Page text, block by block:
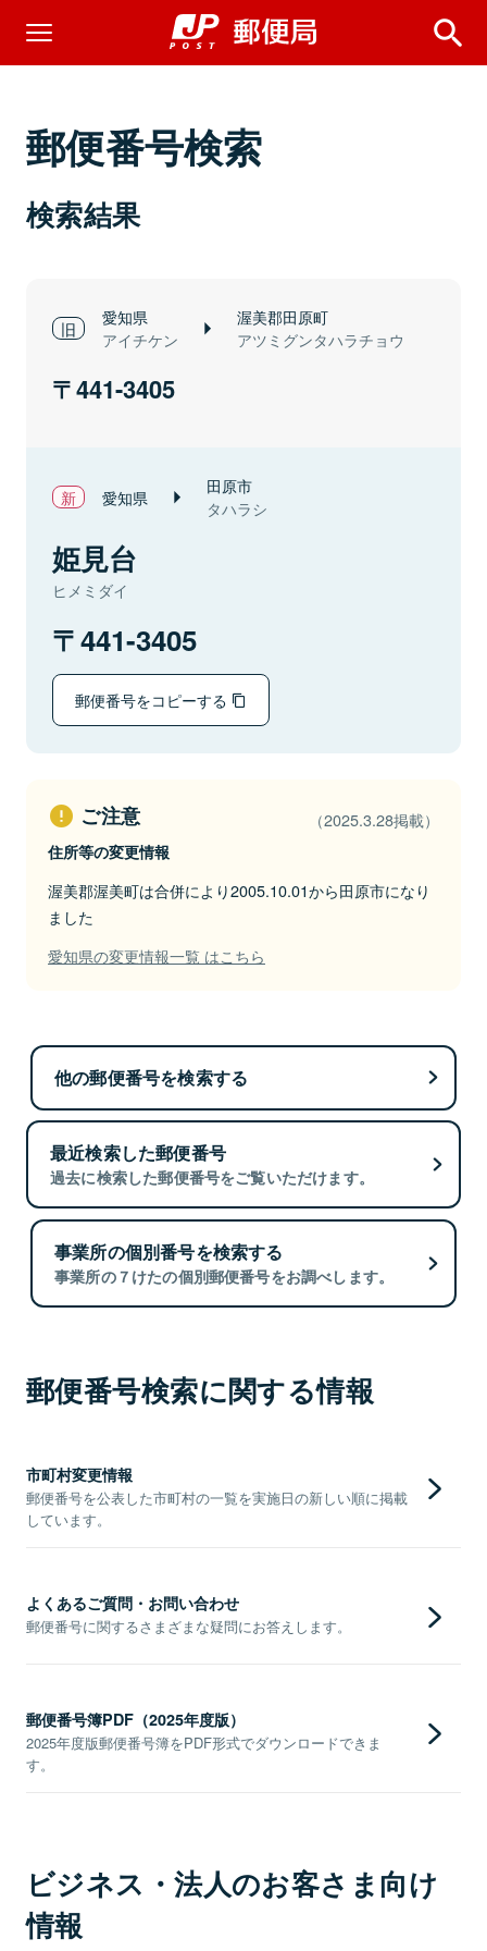
郵便番号検索
検索結果
愛知県
アイチケン
渥美郡田原町
アツミグンタハラチョウ
441-3405
愛知県 田原市
タハラシ
姫見台
ヒメミダイ
441-3405
郵便番号をコピーする
ご注意 （2025.3.28掲載）
住所等の変更情報
渥美郡渥美町は合併により2005.10.01から田原市になり
ました
愛知県の変更情報一覧 はこちら
他の郵便番号を検索する
最近検索した郵便番号
過去に検索した郵便番号をご覧いただけます。
事業所の個別番号を検索する
事業所の７けたの個別郵便番号をお調べします。
郵便番号検索に関する情報
市町村変更情報
郵便番号を公表した市町村の一覧を実施日の新しい順に掲載
しています。
よくあるご質問・お問い合わせ
郵便番号に関するさまざまな疑問にお答えします。
郵便番号簿PDF（2025年度版）
2025年度版郵便番号簿をPDF形式でダウンロードできま
す。
ビジネス・法人のお客さま向け
情報